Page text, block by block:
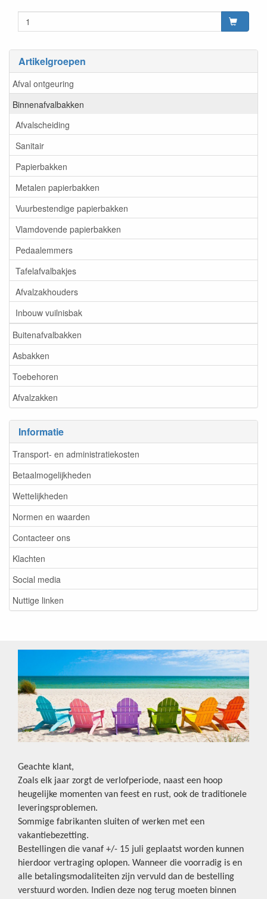
Artikelgroepen
Afval ontgeuring
Binnenafvalbakken
Afvalscheiding
Sanitair
Papierbakken
Metalen papierbakken
Vuurbestendige papierbakken
Vlamdovende papierbakken
Pedaalemmers
Tafelafvalbakjes
Afvalzakhouders
Inbouw vuilnisbak
Buitenafvalbakken
Asbakken
Toebehoren
Afvalzakken
Informatie
Transport- en administratiekosten
Betaalmogelijkheden
Wettelijkheden
Normen en waarden
Contacteer ons
Klachten
Social media
Nuttige linken
Geachte klant,
Zoals elk jaar zorgt de verlofperiode, naast een hoop
heugelijke momenten van feest en rust, ook de traditionele
leveringsproblemen.
Sommige fabrikanten sluiten of werken met een
vakantiebezetting.
Bestellingen die vanaf +/- 15 juli geplaatst worden kunnen
hierdoor vertraging oplopen. Wanneer die voorradig is en
alle betalingsmodaliteiten zijn vervuld dan de bestelling
verstuurd worden. Indien deze nog terug moeten binnen